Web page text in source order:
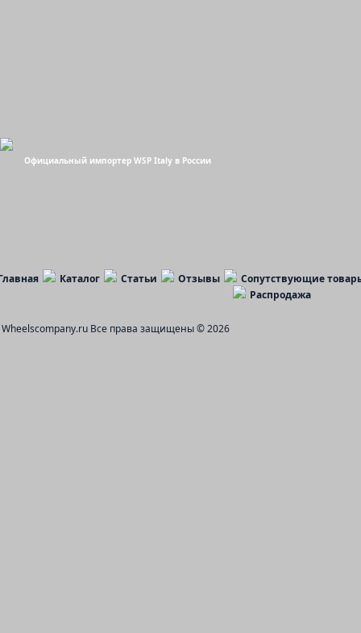
Официальный импортер WSP Italy в России
Каталог Статьи Отзывы
Сопутствующие
Распродажа
Wheelscompany.ru Все права защищены © 2026